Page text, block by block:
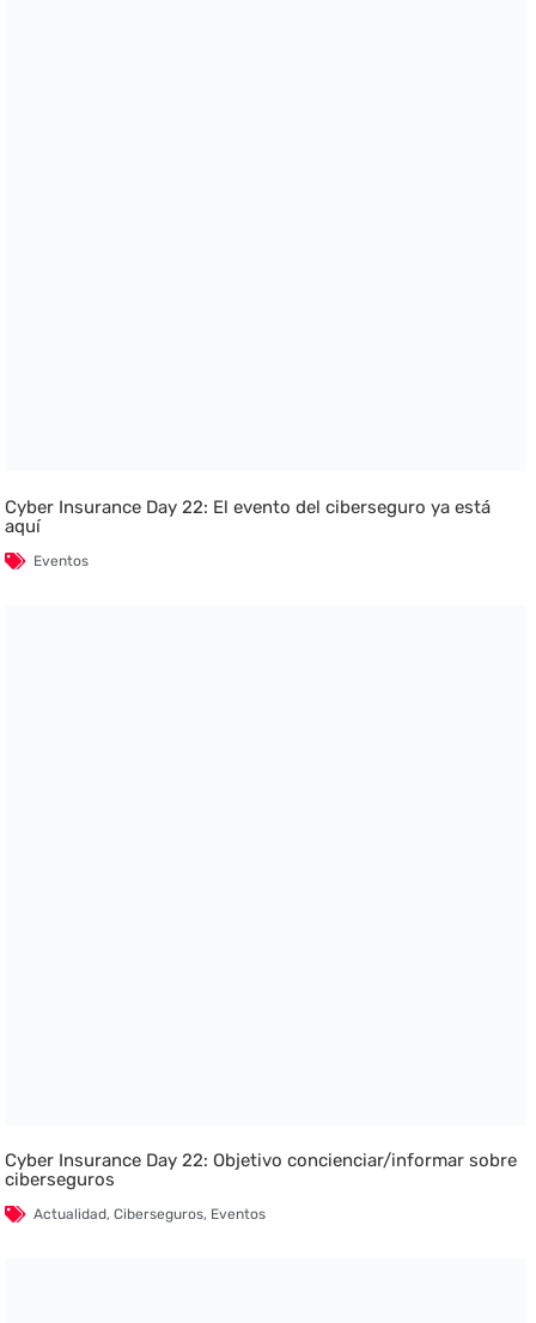
Cyber Insurance Day 22: El evento del ciberseguro ya está
aquí
Eventos
Cyber Insurance Day 22: Objetivo concienciar/informar sobre
ciberseguros
Actualidad,Ciberseguros, Eventos